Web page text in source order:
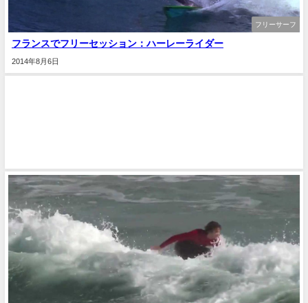
フリーサーフ
フランスでフリーセッション：ハーレーライダー
2014年8月6日